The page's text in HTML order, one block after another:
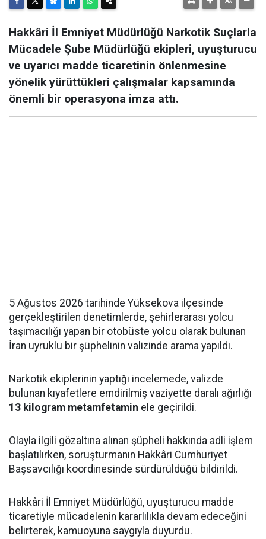
Hakkâri İl Emniyet Müdürlüğü Narkotik Suçlarla
Mücadele Şube Müdürlüğü ekipleri, uyuşturucu
ve uyarıcı madde ticaretinin önlenmesine
yönelik yürüttükleri çalışmalar kapsamında
önemli bir operasyona imza attı.
5 Ağustos 2026 tarihinde Yüksekova ilçesinde
gerçekleştirilen denetimlerde, şehirlerarası yolcu
taşımacılığı yapan bir otobüste yolcu olarak bulunan
İran uyruklu bir şüphelinin valizinde arama yapıldı.
Narkotik ekiplerinin yaptığı incelemede, valizde
bulunan kıyafetlere emdirilmiş vaziyette daralı ağırlığı
13 kilogram metamfetamin ele geçirildi.
Olayla ilgili gözaltına alınan şüpheli hakkında adli işlem
başlatılırken, soruşturmanın Hakkâri Cumhuriyet
Başsavcılığı koordinesinde sürdürüldüğü bildirildi.
Hakkâri İl Emniyet Müdürlüğü, uyuşturucu madde
ticaretiyle mücadelenin kararlılıkla devam edeceğini
belirterek, kamuoyuna saygıyla duyurdu.